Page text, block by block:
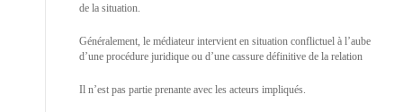
de la situation.
Généralement, le médiateur intervient en situation conflictuel à l’aube
d’une procédure juridique ou d’une cassure définitive de la relation
Il n’est pas partie prenante avec les acteurs impliqués.